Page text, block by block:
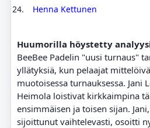
24.
Henna Kettunen
Huumorilla höystetty
BeeBee Padelin "uusi turnaus"
yllätyksiä, kun pelaajat
muotoisessa turnauksessa. Jani
Heimola loistivat kirkkaimpina
ensimmäisen ja toisen sijan.
sijoittunut vaihtelevasti, osoitti